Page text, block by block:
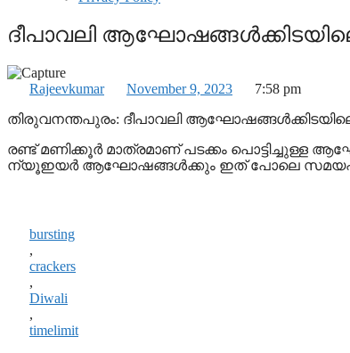
ദീപാവലി
Rajeevkumar November 9, 2023
7:58 pm
തിരുവനന്തപുരം: ദീപാവലി ആഘോഷങ്ങള്‍ക്കിടയിലെ
രണ്ട് മണിക്കൂര്‍ മാത്രമാണ് പടക്കം
ന്യൂഇയര്‍ ആഘോഷങ്ങള്‍ക്കും ഇത് പോലെ
bursting
,
crackers
,
Diwali
,
timelimit